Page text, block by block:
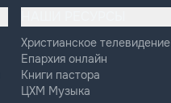
Христианское телевидение
Епархия онлайн
Книги пастора
ЦХМ Музыка